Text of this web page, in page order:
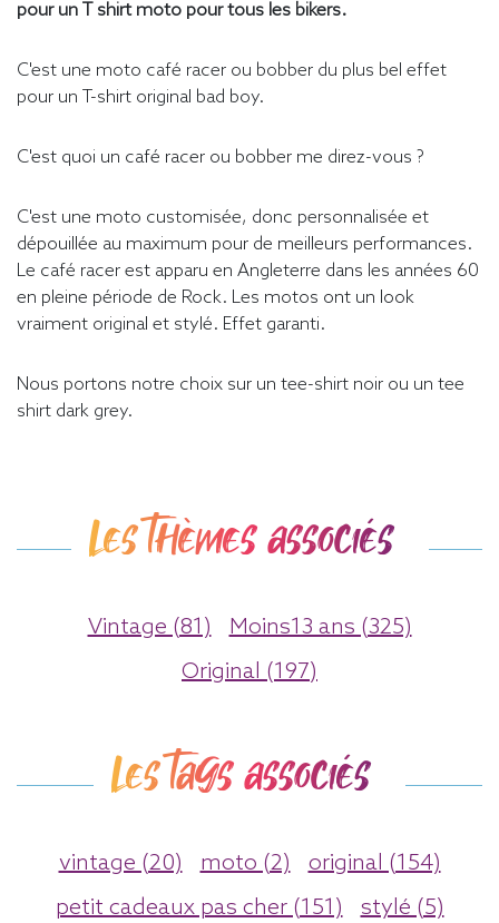
pour un T shirt moto pour tous les bikers.
C'est une moto café racer ou bobber du plus bel effet
pour un T-shirt original bad boy.
C'est quoi un café racer ou bobber me direz-vous ?
C'est une moto customisée, donc personnalisée et
dépouillée au maximum pour de meilleurs performances.
Le café racer est apparu en Angleterre dans les années 60
en pleine période de Rock. Les motos ont un look
vraiment original et stylé. Effet garanti.
Nous portons notre choix sur un tee-shirt noir ou un tee
shirt dark grey.
Les thèmes associés
Vintage (81)
Moins13 ans (325)
Original (197)
Les tags associés
vintage (20) moto (2)
original (154)
petit cadeaux pas cher (151)
stylé (5)